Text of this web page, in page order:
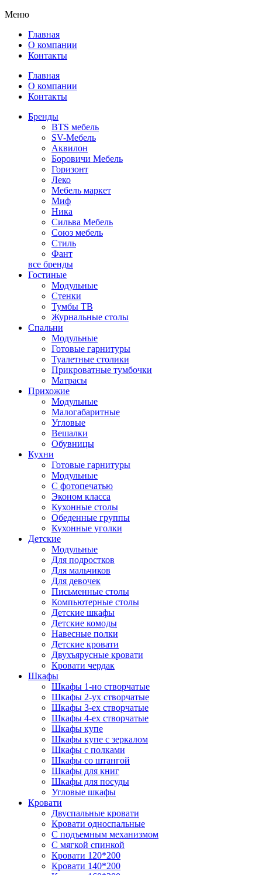
Меню
Главная
О компании
Контакты
Главная
О компании
Контакты
Бренды
BTS мебель
SV-Мебель
Аквилон
Боровичи Мебель
Горизонт
Леко
Мебель маркет
Миф
Ника
Сильва Мебель
Союз мебель
Стиль
Фант
все бренды
Гостиные
Модульные
Стенки
Тумбы ТВ
Журнальные столы
Спальни
Модульные
Готовые гарнитуры
Туалетные столики
Прикроватные тумбочки
Матрасы
Прихожие
Модульные
Малогабаритные
Угловые
Вешалки
Обувницы
Кухни
Готовые гарнитуры
Модульные
С фотопечатью
Эконом класса
Кухонные столы
Обеденные группы
Кухонные уголки
Детские
Модульные
Для подростков
Для мальчиков
Для девочек
Письменные столы
Компьютерные столы
Детские шкафы
Детские комоды
Навесные полки
Детские кровати
Двухъярусные кровати
Кровати чердак
Шкафы
Шкафы 1-но створчатые
Шкафы 2-ух створчатые
Шкафы 3-ех створчатые
Шкафы 4-ех створчатые
Шкафы купе
Шкафы купе с зеркалом
Шкафы с полками
Шкафы со штангой
Шкафы для книг
Шкафы для посуды
Угловые шкафы
Кровати
Двуспальные кровати
Кровати односпальные
С подъемным механизмом
С мягкой спинкой
Кровати 120*200
Кровати 140*200